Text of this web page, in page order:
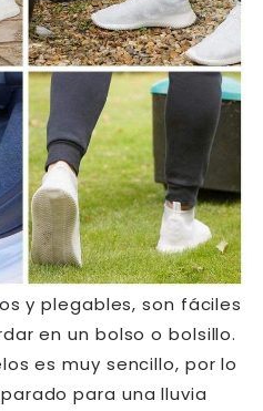
y plegables, son fáciles
en un bolso o bolsillo.
es muy sencillo, por lo
para una lluvia